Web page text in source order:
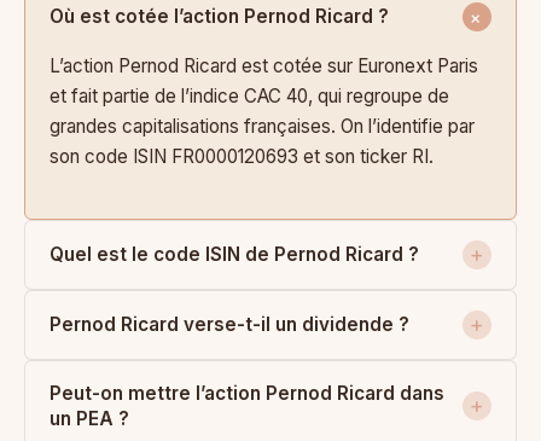
Où est cotée l’action Pernod Ricard ?
L’action Pernod Ricard est cotée sur Euronext Paris
et fait partie de l’indice CAC 40, qui regroupe de
grandes capitalisations françaises. On l’identifie par
son code ISIN FR0000120693 et son ticker RI.
Quel est le code ISIN de Pernod Ricard ?
Pernod Ricard verse-t-il un dividende ?
Peut-on mettre l’action Pernod Ricard dans
un PEA ?